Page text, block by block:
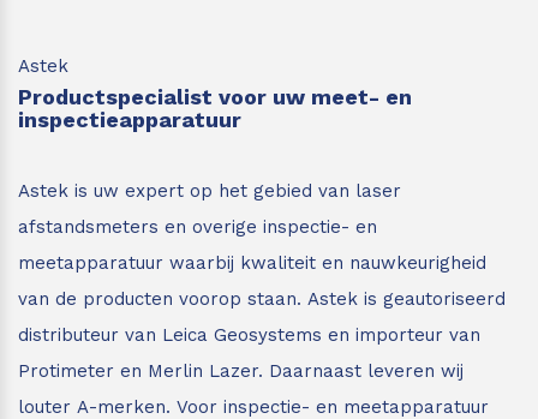
Astek
Productspecialist voor uw meet- en
inspectieapparatuur
Astek is uw expert op het gebied van laser
afstandsmeters en overige inspectie- en
meetapparatuur waarbij kwaliteit en nauwkeurigheid
van de producten voorop staan. Astek is geautoriseerd
distributeur van Leica Geosystems en importeur van
Protimeter en Merlin Lazer. Daarnaast leveren wij
louter A-merken. Voor inspectie- en meetapparatuur